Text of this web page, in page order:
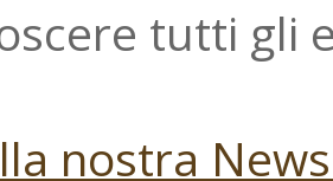
tutti gli
nostra